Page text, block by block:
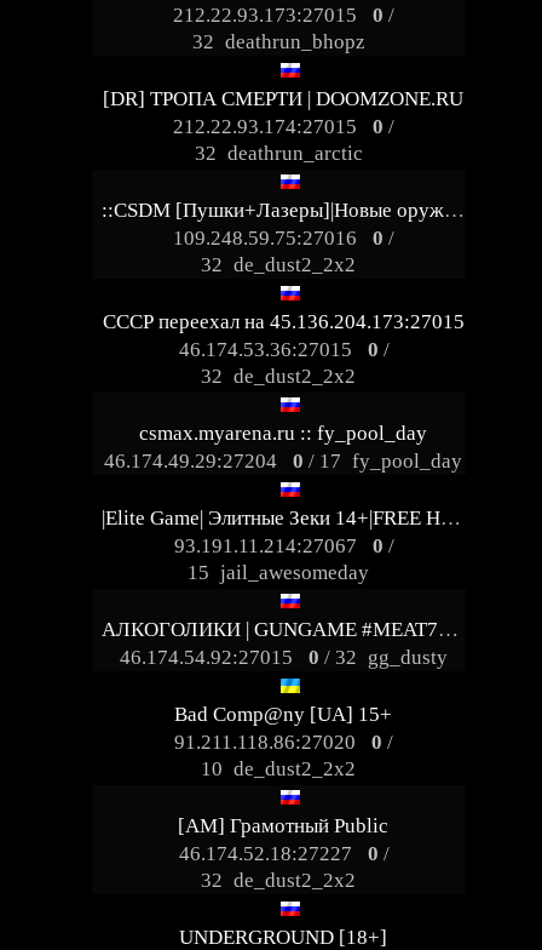
212.22.93.173:27015
0 /
32 deathrun_bhopz
[DR] ТРОПА СМЕРТИ | DOOMZONE.RU
212.22.93.174:27015
0 /
32 deathrun_arctic
::CSDM [Пушки+Лазеры]|Новые оружия::.
109.248.59.75:27016
0 /
32 de_dust2_2x2
СССР переехал на 45.136.204.173:27015
46.174.53.36:27015
0 /
32 de_dust2_2x2
csmax.myarena.ru :: fy_pool_day
46.174.49.29:27204
0 / 17 fy_pool_day
|Elite Game| Элитные Зеки 14+|FREE HOOK|
93.191.11.214:27067
0 /
15 jail_awesomeday
АЛКОГОЛИКИ | GUNGAME #MEAT74.COM
46.174.54.92:27015
0 / 32 gg_dusty
Bad Comp@ny [UA] 15+
91.211.118.86:27020
0 /
10 de_dust2_2x2
[AM] Грамотный Public
46.174.52.18:27227
0 /
32 de_dust2_2x2
UNDERGROUND [18+]